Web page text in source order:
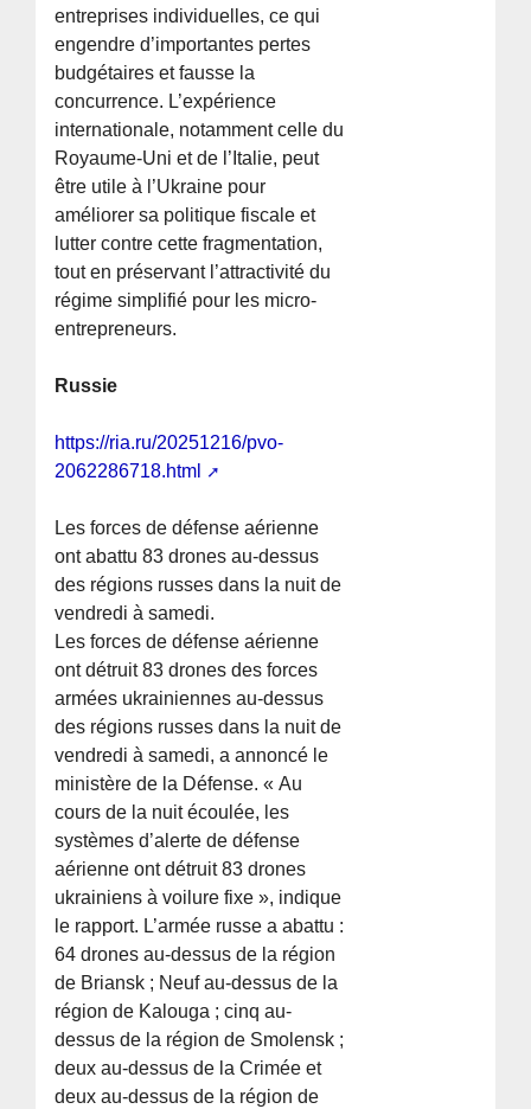
entreprises individuelles, ce qui
engendre d’importantes pertes
budgétaires et fausse la
concurrence. L’expérience
internationale, notamment celle du
Royaume-Uni et de l’Italie, peut
être utile à l’Ukraine pour
améliorer sa politique fiscale et
lutter contre cette fragmentation,
tout en préservant l’attractivité du
régime simplifié pour les micro-
entrepreneurs.
Russie
https://ria.ru/20251216/pvo-
2062286718.html
Les forces de défense aérienne
ont abattu 83 drones au-dessus
des régions russes dans la nuit de
vendredi à samedi.
Les forces de défense aérienne
ont détruit 83 drones des forces
armées ukrainiennes au-dessus
des régions russes dans la nuit de
vendredi à samedi, a annoncé le
ministère de la Défense. « Au
cours de la nuit écoulée, les
systèmes d’alerte de défense
aérienne ont détruit 83 drones
ukrainiens à voilure fixe », indique
le rapport. L’armée russe a abattu :
64 drones au-dessus de la région
de Briansk ; Neuf au-dessus de la
région de Kalouga ; cinq au-
dessus de la région de Smolensk ;
deux au-dessus de la Crimée et
deux au-dessus de la région de